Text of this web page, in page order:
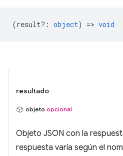
(result? : object) => void
resultado
objeto opcional
Objeto JSON con la
respuesta varía según el